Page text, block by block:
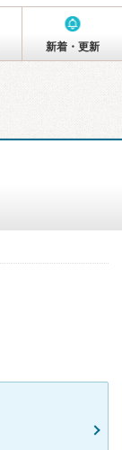
新着・更新